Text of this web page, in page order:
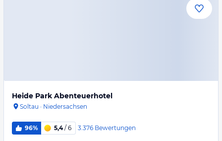
Heide Park Abenteuerhotel
Soltau · Niedersachsen
96% 5,4/ 6 3.376 Bewertungen